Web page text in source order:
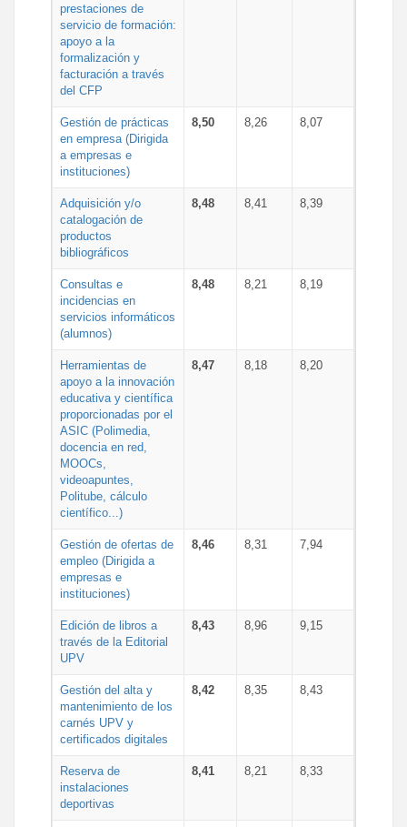
prestaciones de
servicio de formación:
apoyo a la
formalización y
facturación a través
del CFP
Gestión de prácticas
en empresa (Dirigida
a empresas e
instituciones)
8,50 8,26 8,07
Adquisición y/o
catalogación de
productos
bibliográficos
8,48 8,41 8,39
Consultas e
incidencias en
servicios informáticos
(alumnos)
8,48 8,21 8,19
Herramientas de
apoyo a la innovación
educativa y científica
proporcionadas por el
ASIC (Polimedia,
docencia en red,
MOOCs,
videoapuntes,
Politube, cálculo
científico...)
8,47 8,18 8,20
Gestión de ofertas de
empleo (Dirigida a
empresas e
instituciones)
8,46 8,31 7,94
Edición de libros a
través de la Editorial
UPV
8,43 8,96 9,15
Gestión del alta y
mantenimiento de los
carnés UPV y
certificados digitales
8,42 8,35 8,43
Reserva de
instalaciones
deportivas
8,41 8,21 8,33